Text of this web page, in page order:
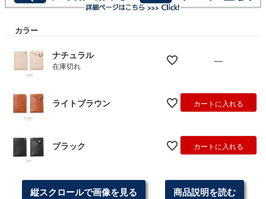
カラー
ナチュラル
在庫切れ —
ライトブラウン カートに入れる
ブラック カートに入れる
縦スクロールで画像を見る 商品説明を読む